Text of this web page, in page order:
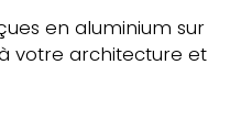
en aluminium sur
votre architecture et